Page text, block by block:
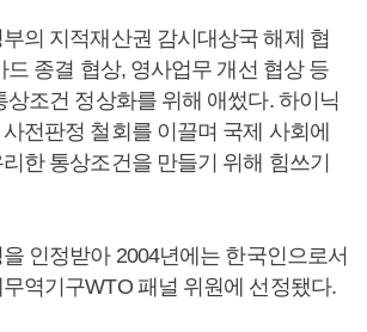
의 지적재산권 감시대상국 해제 협
드 종결 협상, 영사업무 개선 협상 등
상조건 정상화를 위해 애썼다. 하이닉
전판정 철회를 이끌며 국제 사회에
한 통상조건을 만들기 위해 힘쓰기
인정받아 2004년에는 한국인으로서
역기구WTO 패널 위원에 선정됐다.